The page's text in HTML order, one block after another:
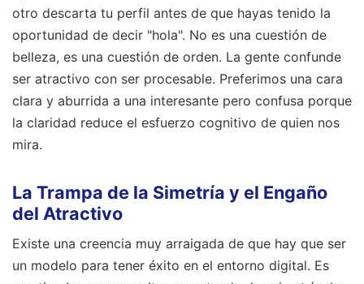
otro descarta tu perfil antes de que hayas tenido la
oportunidad de decir "hola". No es una cuestión de
belleza, es una cuestión de orden. La gente confunde
ser atractivo con ser procesable. Preferimos una cara
clara y aburrida a una interesante pero confusa porque
la claridad reduce el esfuerzo cognitivo de quien nos
mira.
La Trampa de la Simetría y el Engaño
del Atractivo
Existe una creencia muy arraigada de que hay que ser
un modelo para tener éxito en el entorno digital. Es